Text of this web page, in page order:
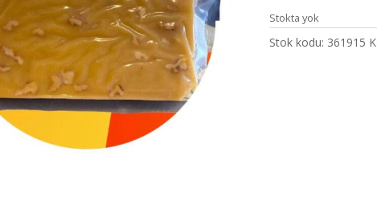
Stokta yok
Stok kodu: 361915